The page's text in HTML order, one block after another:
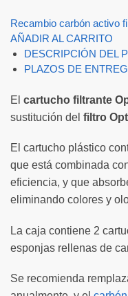
Recambio carbón activo
AÑADIR AL CARRITO
DESCRIPCIÓN DEL
PLAZOS DE
El cartucho filtrante
sustitución del filtro
El cartucho plástico
que está combinada
eficiencia, y que
eliminando colores y
La caja contiene 2
esponjas rellenas de
Se recomienda